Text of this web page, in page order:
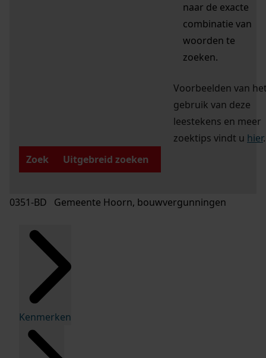
naar de exacte
combinatie van
woorden te
zoeken.
Voorbeelden van
gebruik van deze
leestekens en meer
zoektips vindt u hier.
Zoek
Uitgebreid zoeken
0351-BD Gemeente Hoorn, bouwvergunningen
Kenmerken